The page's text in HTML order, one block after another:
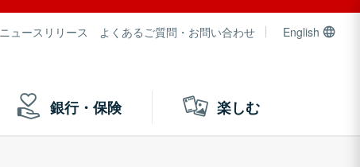
ニュースリリース よくあるご質問・お問い合わせ English
銀行・保険 楽しむ